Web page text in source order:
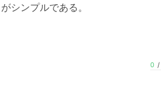
シンプルである。
0 /